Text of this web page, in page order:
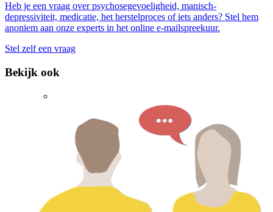
Heb je een vraag over psychosegevoeligheid, manisch-
depressiviteit, medicatie, het herstelproces of iets anders? Stel hem
anoniem aan onze experts in het online e-mailspreekuur.
Stel zelf een vraag
Bekijk ook